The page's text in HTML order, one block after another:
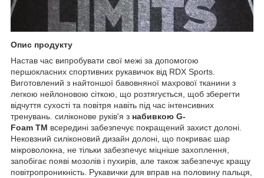
Опис продукту
Настав час випробувати свої межі за допомогою
першокласних спортивних рукавичок від RDX Sports.
Виготовлений з найтоншої бавовняної махрової тканини з
легкою нейлоновою сіткою, що розтягується, щоб зберегти
відчуття сухості та повітря навіть під час інтенсивних
тренувань. силіконове руків'я з набивкою G-
Foam TM всередині забезпечує покращений захист долоні.
Нековзний силіконовий дизайн долоні, що покриває шар
мікроволокна, не тільки забезпечує міцніше захоплення,
запобігає появі мозолів і пухирів, але також забезпечує кращу
повітропроникність. Рукавички для вправ на половину пальця,